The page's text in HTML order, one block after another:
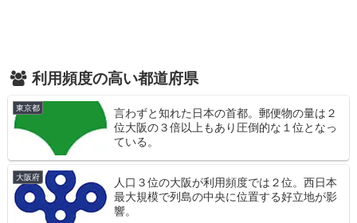
利用頻度の高い都道府県
東京都
言わずと知れた日本の首都。郵便物の量は２
位大阪の３倍以上もあり圧倒的な１位となっ
ている。
大阪府
人口３位の大阪が利用頻度では２位。西日本
最大規模で列島の中央に位置する好立地が影
響。